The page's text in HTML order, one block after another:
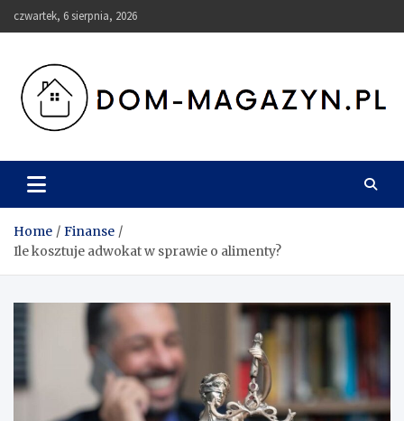
to
czwartek, 6 sierpnia, 2026
Dom-Magazyn.pl
Home
Finanse
Ile kosztuje adwokat w sprawie o alimenty?